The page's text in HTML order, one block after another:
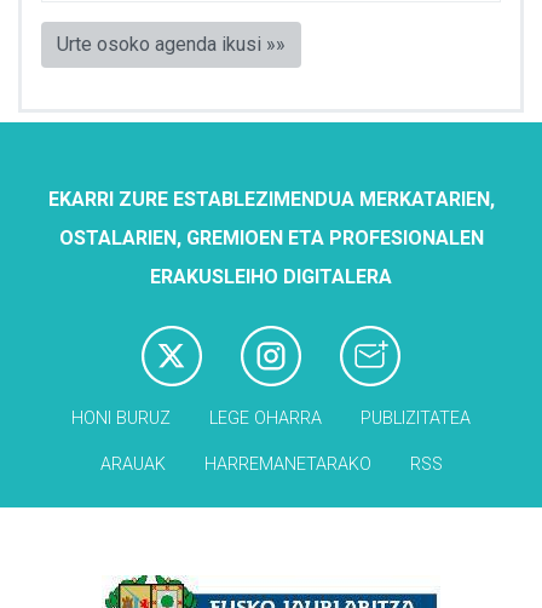
Urte osoko agenda ikusi »»
EKARRI ZURE ESTABLEZIMENDUA MERKATARIEN,
OSTALARIEN, GREMIOEN ETA PROFESIONALEN
ERAKUSLEIHO DIGITALERA
HONI BURUZ LEGE OHARRA PUBLIZITATEA
ARAUAK HARREMANETARAKO RSS